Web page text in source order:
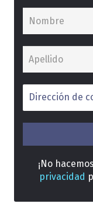
¡No
privacidad